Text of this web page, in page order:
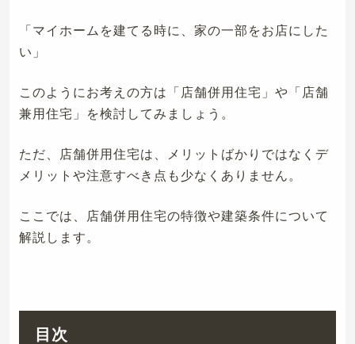
「マイホームを建てる時に、家の一部をお店にした
い」
このようにお考えの方は「店舗併用住宅」や「店舗
兼用住宅」を検討してみましょう。
ただ、店舗併用住宅は、メリットばかりではなくデ
メリットや注意すべき点も少なくありません。
ここでは、店舗併用住宅の特徴や建築条件について
解説します。
目次